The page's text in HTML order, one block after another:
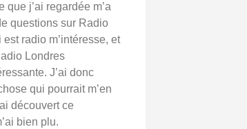
que j’ai regardée m’a
questions sur Radio
radio m’intéresse, et
Londres
J’ai donc
qui pourrait m’en
découvert ce
bien plu.